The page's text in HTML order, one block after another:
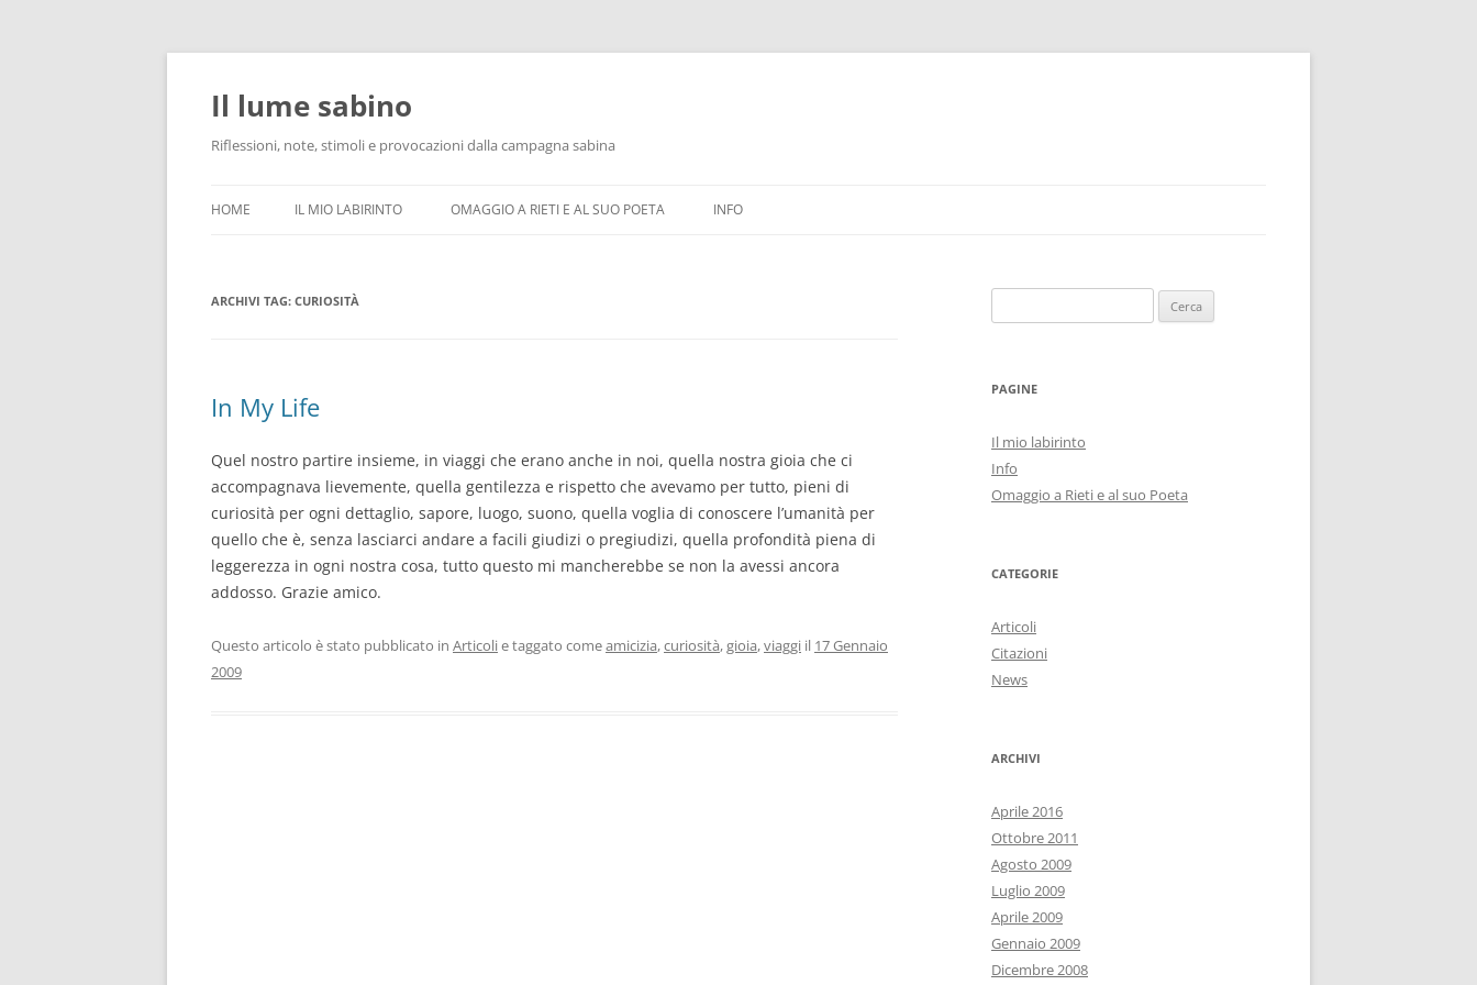
Vai
contenuto
Il lume sabino
Riflessioni, note, stimoli e provocazioni dalla campagna sabina
HOME IL MIO LABIRINTO OMAGGIO A RIETI E AL SUO POETA INFO
ARCHIVI TAG: CURIOSITÀ
In My Life
Quel nostro partire insieme, in viaggi che erano anche in noi, quella nostra gioia che ci
accompagnava lievemente, quella gentilezza e rispetto che avevamo per tutto, pieni di
curiosità per ogni dettaglio, sapore, luogo, suono, quella voglia di conoscere l’umanità per
quello che è, senza lasciarci andare a facili giudizi o pregiudizi, quella profondità piena di
leggerezza in ogni nostra cosa, tutto questo mi mancherebbe se non la avessi ancora
addosso. Grazie amico.
Questo articolo è stato pubblicato in Articolie taggato comeamicizia,curiosità,gioia,viaggi il 17 Gennaio
2009
per:
PAGINE
Il mio labirinto
Info
Omaggio a Rieti e al suo Poeta
CATEGORIE
Articoli
Citazioni
News
ARCHIVI
Aprile 2016
Ottobre 2011
Agosto 2009
Luglio 2009
Aprile 2009
Gennaio 2009
Dicembre 2008